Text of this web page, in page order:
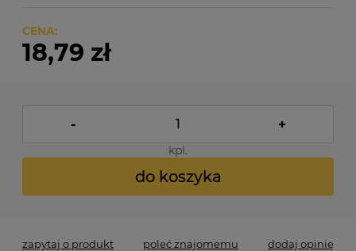
CENA:
18,79 zł
- +
kpl.
do koszyka
zapytaj o produkt poleć znajomemu
dodaj opinię